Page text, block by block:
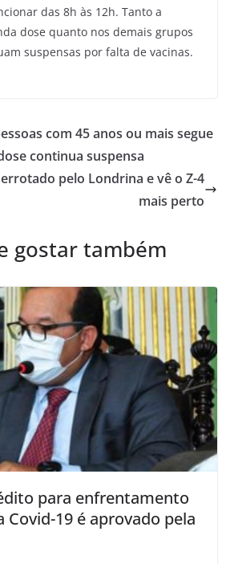
das 8h às 12h. Tanto a
dose quanto nos demais grupos
suspensas por falta de vacinas.
com 45 anos ou mais segue
continua suspensa
pelo Londrina e vê o Z-4
mais perto
gostar também
para enfrentamento
Covid-19 é aprovado pela